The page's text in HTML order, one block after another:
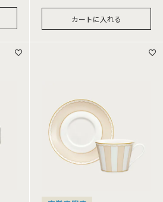
カートに入れる